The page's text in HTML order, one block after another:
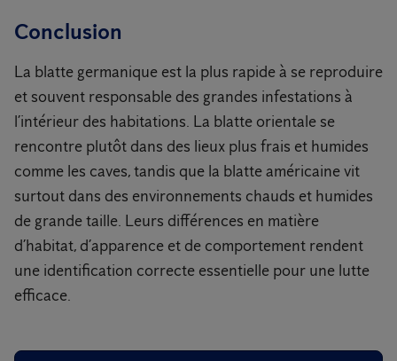
Conclusion
La blatte germanique est la plus rapide à se reproduire
et souvent responsable des grandes infestations à
l’intérieur des habitations. La blatte orientale se
rencontre plutôt dans des lieux plus frais et humides
comme les caves, tandis que la blatte américaine vit
surtout dans des environnements chauds et humides
de grande taille. Leurs différences en matière
d’habitat, d’apparence et de comportement rendent
une identification correcte essentielle pour une lutte
efficace.